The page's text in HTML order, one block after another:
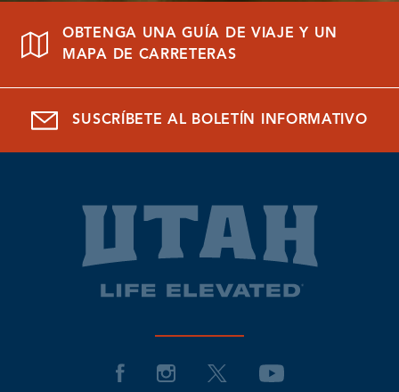
OBTENGA UNA GUÍA DE VIAJE Y UN
MAPA DE CARRETERAS
SUSCRÍBETE AL BOLETÍN INFORMATIVO